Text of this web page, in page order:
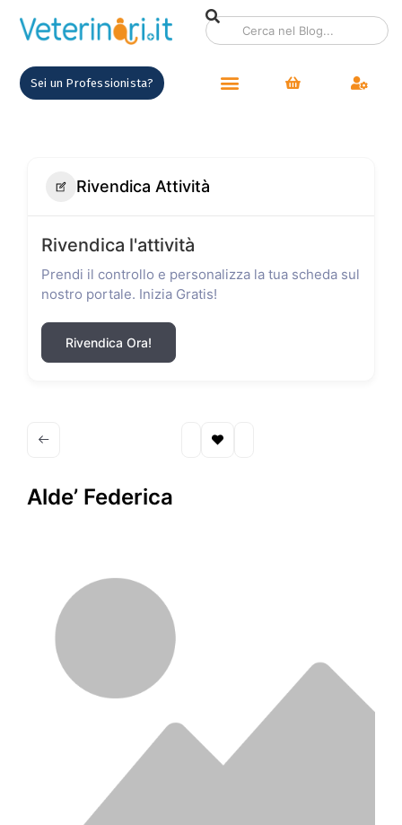
Sei un Professionista?
Rivendica Attività
Rivendica l'attività
Prendi il controllo e personalizza la tua scheda sul
nostro portale. Inizia Gratis!
Rivendica Ora!
Alde’ Federica